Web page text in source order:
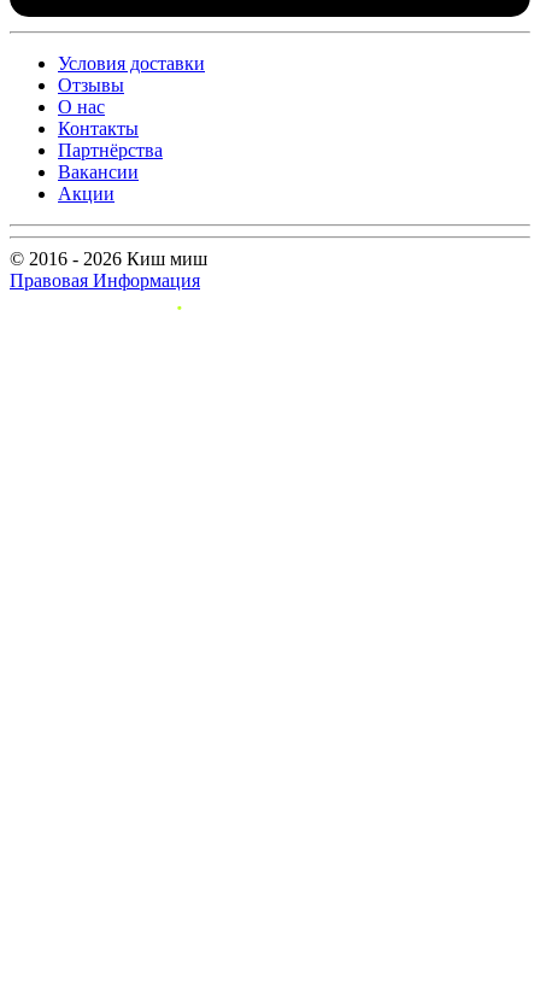
Условия доставки
Отзывы
О нас
Контакты
Партнёрства
Вакансии
Акции
© 2016 - 2026 Киш миш
Правовая Информация